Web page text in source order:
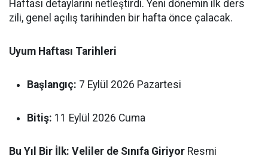
Haftası detaylarını netleştirdi. Yeni dönemin ilk ders
zili, genel açılış tarihinden bir hafta önce çalacak.
Uyum Haftası Tarihleri
Başlangıç: 7 Eylül 2026 Pazartesi
Bitiş: 11 Eylül 2026 Cuma
Bu Yıl Bir İlk: Veliler de Sınıfa Giriyor Resmi